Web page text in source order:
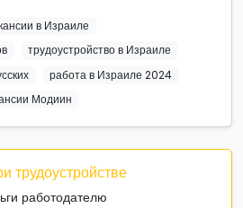
в Израиле
трудоустройство в Израиле
работа в Израиле 2024
Модиин
трудоустройстве
работодателю